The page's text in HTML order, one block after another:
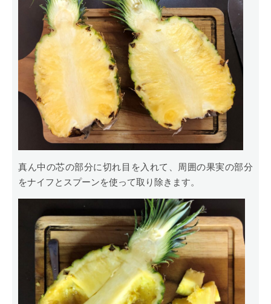
真ん中の芯の部分に切れ目を入れて、周囲の果実の部分
をナイフとスプーンを使って取り除きます。